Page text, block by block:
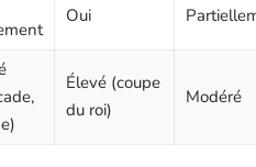
Oui
Élevé (coupe
du roi)
Modéré